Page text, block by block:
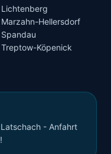
Lichtenberg
Marzahn-Hellersdorf
Spandau
Treptow-Köpenick
- Anfahrt